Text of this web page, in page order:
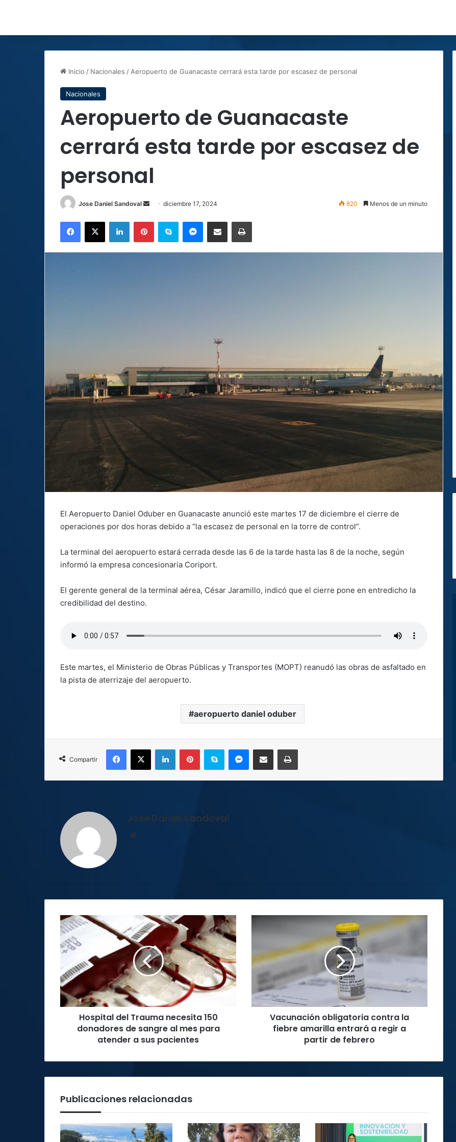
Inicio / Nacionales / Aeropuerto de Guanacaste cerrará esta tarde por escasez de personal
Nacionales
Aeropuerto de Guanacaste
cerrará esta tarde por escasez de
personal
Jose Daniel Sandoval
Senddiciembre 17, 2024 820 Menos de un minuto
Facebook
X LinkedInPinterestSkype MessengerCompartir por correo electrónicoImprimir
El Aeropuerto Daniel Oduber en Guanacaste anunció este martes 17 de diciembre el cierre de
operaciones por dos horas debido a “la escasez de personal en la torre de control”.
La terminal del aeropuerto estará cerrada desde las 6 de la tarde hasta las 8 de la noche, según
informó la empresa concesionaria Coriport.
El gerente general de la terminal aérea, César Jaramillo, indicó que el cierre pone en entredicho la
credibilidad del destino.
Este martes, el Ministerio de Obras Públicas y Transportes (MOPT) reanudó las obras de asfaltado en
la pista de aterrizaje del aeropuerto.
aeropuerto daniel oduber
Compartir
Facebook
X LinkedInPinterestSkype MessengerCompartir por correo electrónicoImprimir
Jose Daniel Sandoval
Hospital
del
Trauma
necesita
donadores
de
sangre
al
sus
Hospital del Trauma necesita 150
donadores de sangre al mes para
atender a sus pacientes
Vacunación
obligatoria
fiebre
amarilla
entrará
a
regir
Vacunación obligatoria contra la
fiebre amarilla entrará a regir a
partir de febrero
Publicaciones relacionadas